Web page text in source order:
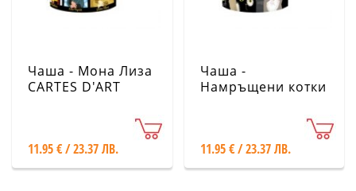
Чаша - Мона Лиза
CARTES D'ART
11.95 € / 23.37 ЛВ.
Чаша -
Намръщени котки
11.95 € / 23.37 ЛВ.